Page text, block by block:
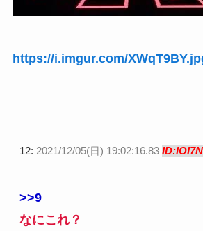
https://i.imgur.com/
12: 2021/12/05(日) 19:02:16.83
>>9
なにこれ？